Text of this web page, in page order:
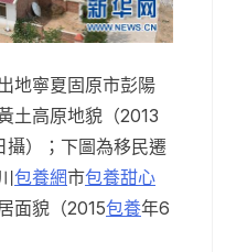
地寧夏固原市彭陽
土高原地貌（2013
攝）；下圖為移民遷
包養網市包養甜心
面貌（2015包養年6